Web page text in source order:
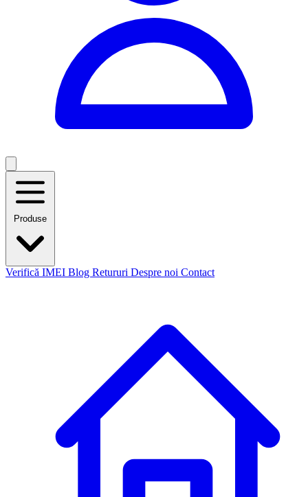
Produse
Verifică IMEI Blog Retururi Despre noi Contact